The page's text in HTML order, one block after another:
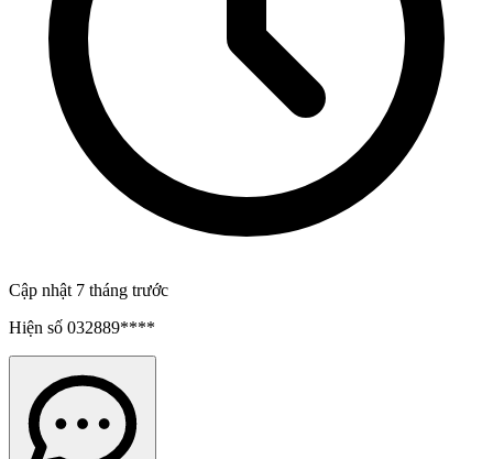
Cập nhật 7 tháng trước
Hiện số 032889****